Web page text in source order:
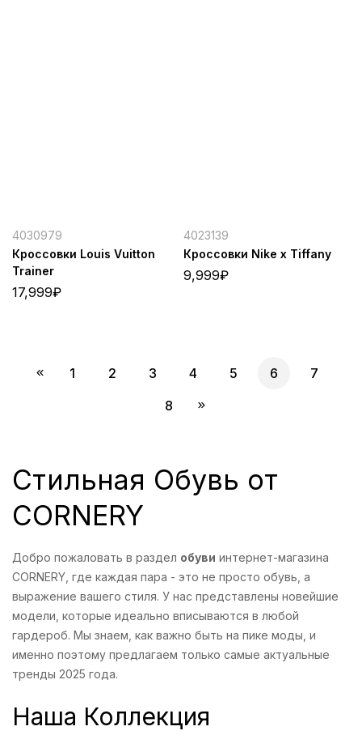
4030979
Кроссовки Louis Vuitton
Trainer
17,999₽
4023139
Кроссовки Nike x Tiffany
9,999₽
1 2 3 4 5 6
7
8
Стильная Обувь от
CORNERY
Добро пожаловать в раздел обуви интернет-магазина
CORNERY, где каждая пара - это не просто обувь, а
выражение вашего стиля. У нас представлены новейшие
модели, которые идеально вписываются в любой
гардероб. Мы знаем, как важно быть на пике моды, и
именно поэтому предлагаем только самые актуальные
тренды 2025 года.
Наша Коллекция